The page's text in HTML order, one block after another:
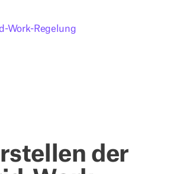
Work-Regelung
der